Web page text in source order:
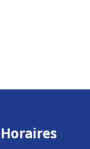
Horaires